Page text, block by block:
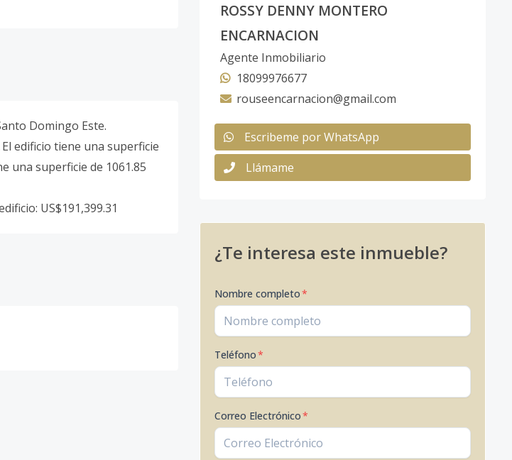
Domingo Este.
edificio tiene una superficie
una superficie de 1061.85
US$191,399.31
ROSSY DENNY MONTERO
ENCARNACION
Agente Inmobiliario
18099976677
rouseencarnacion@gmail.com
Escribeme por WhatsApp
Llámame
¿Te interesa este inmueble?
Nombre completo*
Teléfono*
Correo Electrónico*